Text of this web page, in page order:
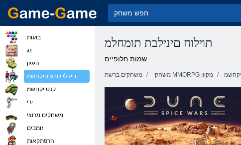
תוילוח םינילבת תומחלמ
שמות חלופיים:
משחקים ברשת משחקי MMORPG מקוון
בועות
נג
היגיון
םידלי רובע םיקחשמ
קנט יקחשמ
ירי
משחקים מרוצי
זומבים
הרפתקאות